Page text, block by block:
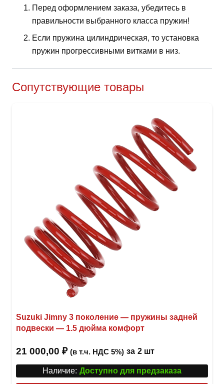
Перед оформлением заказа, убедитесь в
правильности выбранного класса пружин!
Если пружина цилиндрическая, то установка
пружин прогрессивными витками в низ.
Сопутствующие товары
Suzuki Jimny 3 поколение — пружины задней
подвески — 1.5 дюйма комфорт
21 000,00 ₽ (в т.ч. НДС 5%) за 2 шт
Наличие: Доступно для предзаказа